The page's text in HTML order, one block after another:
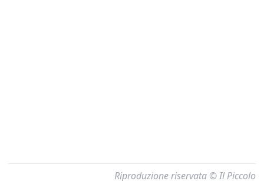
Riproduzione riservata © Il Piccolo